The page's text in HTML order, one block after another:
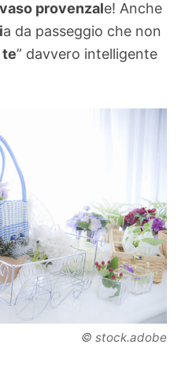
vaso provenzale! Anche
a da passeggio che non
te” davvero intelligente
© stock.adobe